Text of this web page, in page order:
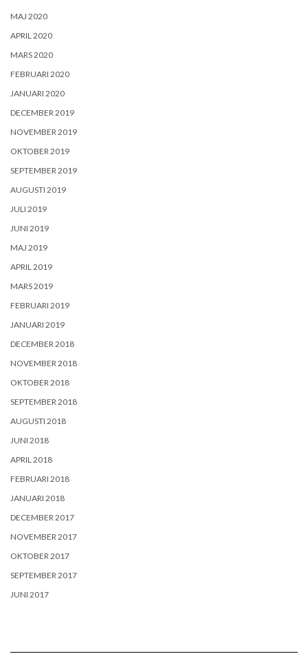
MAJ 2020
APRIL 2020
MARS 2020
FEBRUARI 2020
JANUARI 2020
DECEMBER 2019
NOVEMBER 2019
OKTOBER 2019
SEPTEMBER 2019
AUGUSTI 2019
JULI 2019
JUNI 2019
MAJ 2019
APRIL 2019
MARS 2019
FEBRUARI 2019
JANUARI 2019
DECEMBER 2018
NOVEMBER 2018
OKTOBER 2018
SEPTEMBER 2018
AUGUSTI 2018
JUNI 2018
APRIL 2018
FEBRUARI 2018
JANUARI 2018
DECEMBER 2017
NOVEMBER 2017
OKTOBER 2017
SEPTEMBER 2017
JUNI 2017